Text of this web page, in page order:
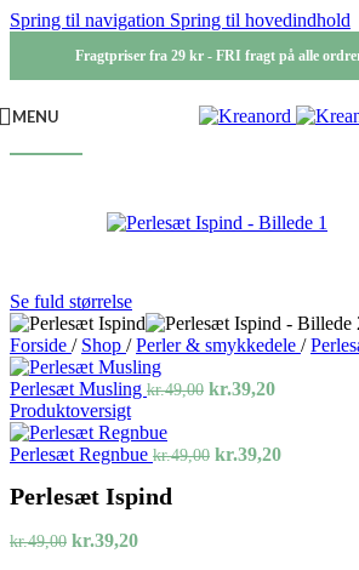
Spring til navigation Spring til hovedindhold
Fragtpriser fra 29 kr - FRI fragt på alle
MENU
Se fuld størrelse
Forside / Shop / Perler & smykkedele /
Perlesæt Musling kr.49,00 Den
var:
kr.39,20Den
er:
Produktoversigt
Perlesæt Regnbue kr.49,00 Den
kr.39,20Den
Perlesæt Ispind
kr.49,00 Den
kr.39,20Den